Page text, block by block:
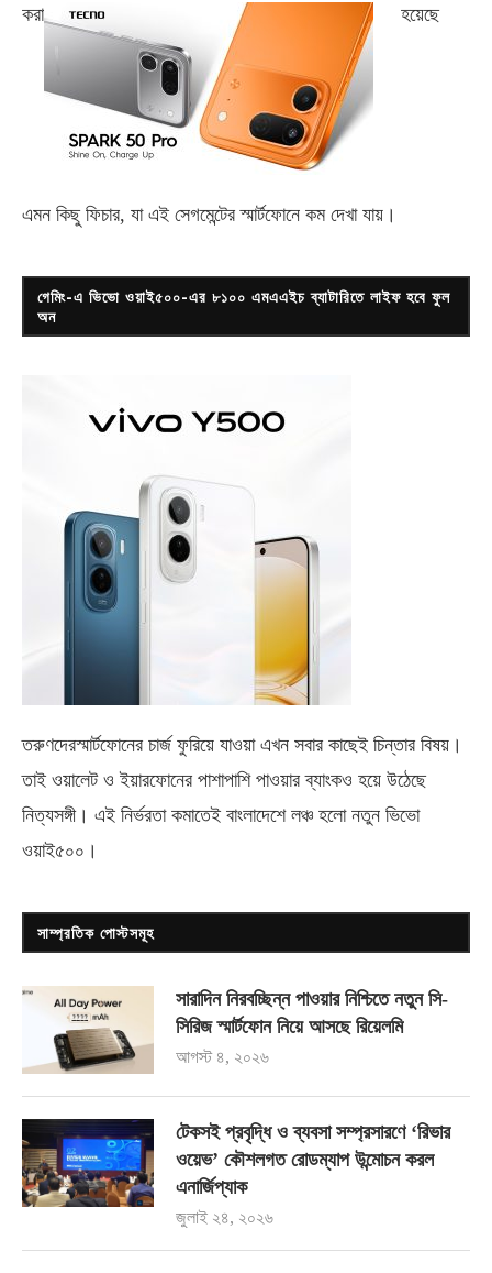
করা হয়েছে
এমন কিছু ফিচার, যা এই সেগমেন্টের স্মার্টফোনে কম দেখা যায়।
গেমিং-এ ভিভো ওয়াই৫০০-এর ৮১০০ এমএএইচ ব্যাটারিতে লাইফ হবে ফুল
অন
তরুণদেরস্মার্টফোনের চার্জ ফুরিয়ে যাওয়া এখন সবার কাছেই চিন্তার বিষয়।
তাই ওয়ালেট ও ইয়ারফোনের পাশাপাশি পাওয়ার ব্যাংকও হয়ে উঠেছে
নিত্যসঙ্গী। এই নির্ভরতা কমাতেই বাংলাদেশে লঞ্চ হলো নতুন ভিভো
ওয়াই৫০০ ।
সাম্প্রতিক পোস্টসমূহ
সারাদিন নিরবচ্ছিন্ন পাওয়ার নিশ্চিতে নতুন সি-
সিরিজ স্মার্টফোন নিয়ে আসছে রিয়েলমি
আগস্ট ৪, ২০২৬
টেকসই প্রবৃদ্ধি ও ব্যবসা সম্প্রসারণে ‘রিভার
ওয়েভ’ কৌশলগত রোডম্যাপ উন্মোচন করল
এনার্জিপ্যাক
জুলাই ২৪, ২০২৬